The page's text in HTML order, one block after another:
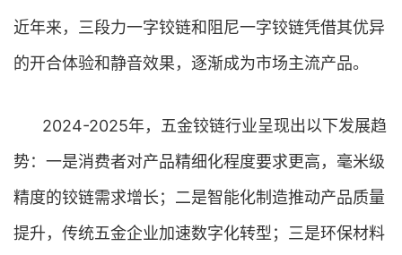
近年来，三段力一字铰链和阻尼一字铰链凭借其优异
的开合体验和静音效果，逐渐成为市场主流产品。
2024-2025年，五金铰链行业呈现出以下发展趋
势：一是消费者对产品精细化程度要求更高，毫米级
精度的铰链需求增长；二是智能化制造推动产品质量
提升，传统五金企业加速数字化转型；三是环保材料